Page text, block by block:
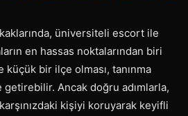
üniversiteli escort ile
en hassas noktalarından biri
bir ilçe olması, tanınma
Ancak doğru adımlarla,
kişiyi koruyarak keyifli